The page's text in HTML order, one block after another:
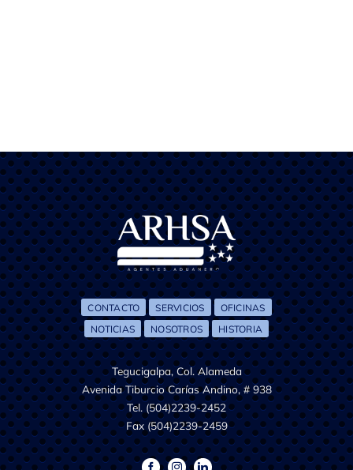
CONTACTO SERVICIOS
OFICINAS
NOTICIAS
NOSOTROS HISTORIA
Tegucigalpa, Col. Alameda
Avenida Tiburcio Carías Andino, # 938
Tel. (504)2239-2452
Fax (504)2239-2459